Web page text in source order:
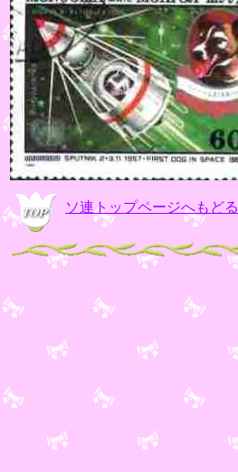
ソ連トップページへもどる